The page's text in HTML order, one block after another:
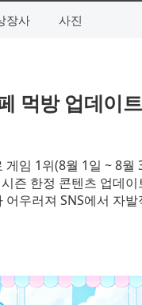
장사 사진
먹방 업데이
게임 1위(8월 1일 ~ 8월
즌 한정 콘텐츠 업데이
우러져 SNS에서 자